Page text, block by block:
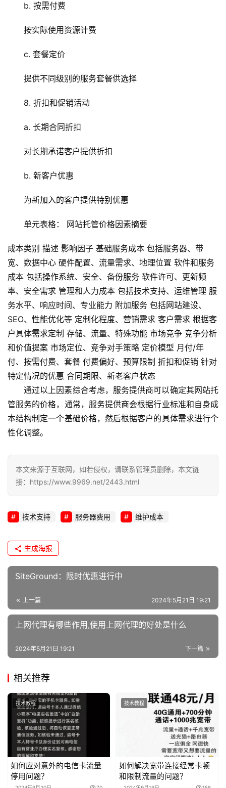
b. 按需付费
按实际使用资源计费
c. 套餐定价
提供不同级别的服务套餐供选择
8. 折扣和促销活动
a. 长期合同折扣
对长期承诺客户提供折扣
b. 新客户优惠
为新加入的客户提供特别优惠
单元表格： 网站托管价格因素摘要
成本类别 描述 影响因子 基础服务成本 包括服务器、带
宽、数据中心 硬件配置、流量需求、地理位置 软件和服务
成本 包括操作系统、安全、备份服务 软件许可、更新频
率、安全需求 管理和人力成本 包括技术支持、运维管理 服
务水平、响应时间、专业能力 附加服务 包括网站建设、
SEO、性能优化等 定制化程度、营销需求 客户需求 根据客
户具体需求定制 存储、流量、特殊功能 市场竞争 竞争分析
和价值提案 市场定位、竞争对手策略 定价模型 月付/年
付、按需付费、套餐 付费偏好、预算限制 折扣和促销 针对
特定情况的优惠 合同期限、新老客户状态
通过以上因素综合考虑，服务提供商可以确定其网站托
管服务的价格，通常，服务提供商会根据行业标准和自身成
本结构制定一个基础价格，然后根据客户的具体需求进行个
性化调整。
本文来源于互联网，如若侵权，请联系管理员删除，本文链
接：https://www.9969.net/2443.html
技术支持 服务器费用 维护成本
生成海报
SiteGround：限时优惠进行中
上一篇 2024年5月21日 19:21
上网代理有哪些作用,使用上网代理的好处是什么
下一篇
2024年5月21日 19:21
相关推荐
技术教程
如何应对意外的电信卡流量
停用问题？
技术教程
如何解决宽带连接经常卡顿
和限制流量的问题？